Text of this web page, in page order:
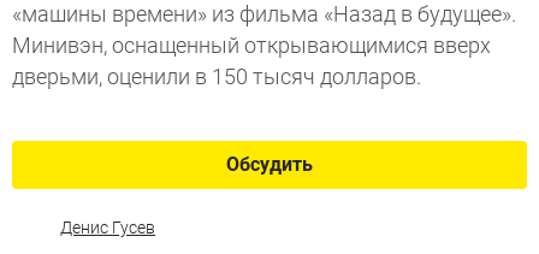
«машины времени» из фильма «Назад в будущее».
Минивэн, оснащенный открывающимися вверх
дверьми, оценили в 150 тысяч долларов.
Обсудить
Денис Гусев